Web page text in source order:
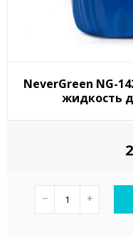
NeverGreen NG-
жидкость
− +